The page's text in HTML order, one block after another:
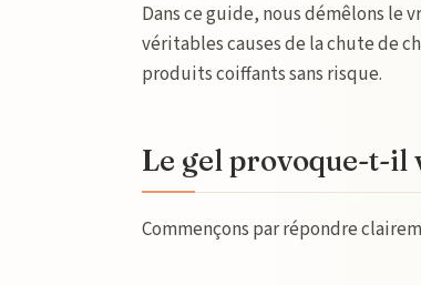
Dans ce guide, nous démêlons le
véritables causes de la chute de
produits coiffants sans risque.
Le gel provoque-t-
Commençons par répondre